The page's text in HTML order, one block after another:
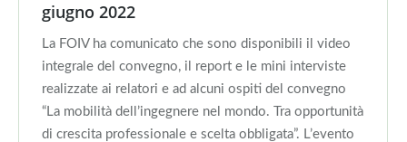
giugno 2022
La FOIV ha comunicato che sono disponibili il video
integrale del convegno, il report e le mini interviste
realizzate ai relatori e ad alcuni ospiti del convegno
“La mobilità dell’ingegnere nel mondo. Tra opportunità
di crescita professionale e scelta obbligata”. L’evento